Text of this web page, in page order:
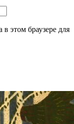
этом браузере для